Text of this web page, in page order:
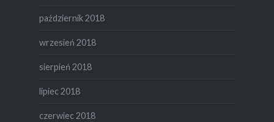
październik 2018
wrzesień 2018
sierpień 2018
lipiec 2018
czerwiec 2018